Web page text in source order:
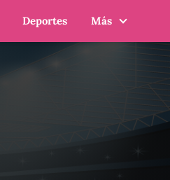
Deportes Más